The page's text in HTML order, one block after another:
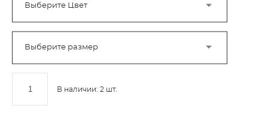
Выберите Цвет
Выберите размер
В наличии: 2 шт.